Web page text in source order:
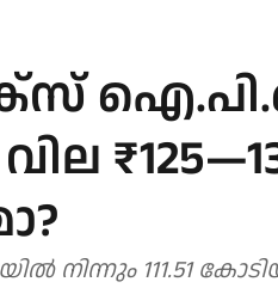
നിന്നും 111.51